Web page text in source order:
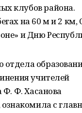
клубов района.
на 60 м и 2 км,
и Дню
учителей
Ф. Ф. Хасанова
ознакомила с